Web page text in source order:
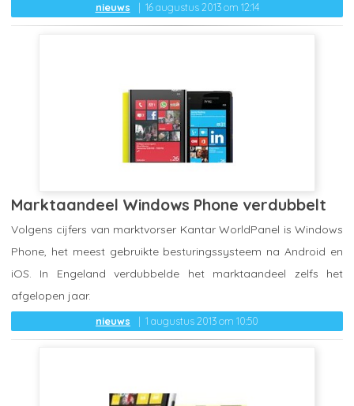
nieuws 16 augustus 2013 om 12:14
Marktaandeel Windows Phone verdubbelt
nieuws 1 augustus 2013 om 10:50
Volgens cijfers van marktvorser Kantar WorldPanel is Windows
Phone, het meest gebruikte besturingssysteem na Android en
iOS. In Engeland verdubbelde het marktaandeel zelfs het
afgelopen jaar.